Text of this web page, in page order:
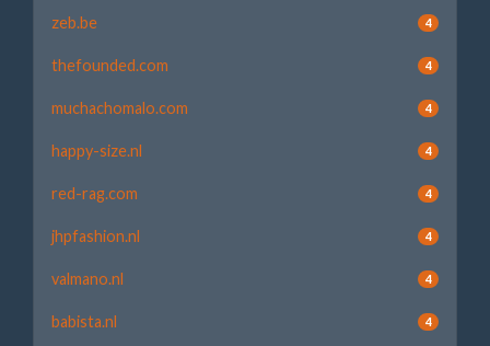
zeb.be 4
thefounded.com 4
muchachomalo.com 4
happy-size.nl 4
red-rag.com 4
jhpfashion.nl 4
valmano.nl 4
babista.nl 4